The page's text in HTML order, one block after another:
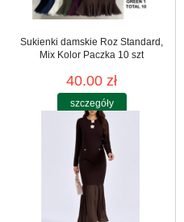
Sukienki damskie Roz Standard,
Mix Kolor Paczka 10 szt
40.00 zł
szczegóły